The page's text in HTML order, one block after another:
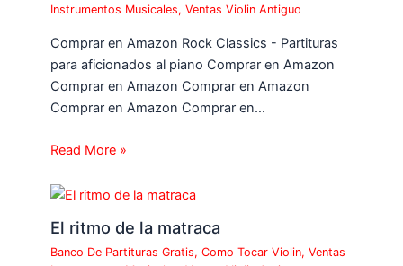
Instrumentos Musicales,Ventas Violin Antiguo
Comprar en Amazon Rock Classics - Partituras
para aficionados al piano Comprar en Amazon
Comprar en Amazon Comprar en Amazon
Comprar en Amazon Comprar en…
Read More »
El ritmo de la matraca
Banco De Partituras Gratis,Como Tocar Violin,Ventas